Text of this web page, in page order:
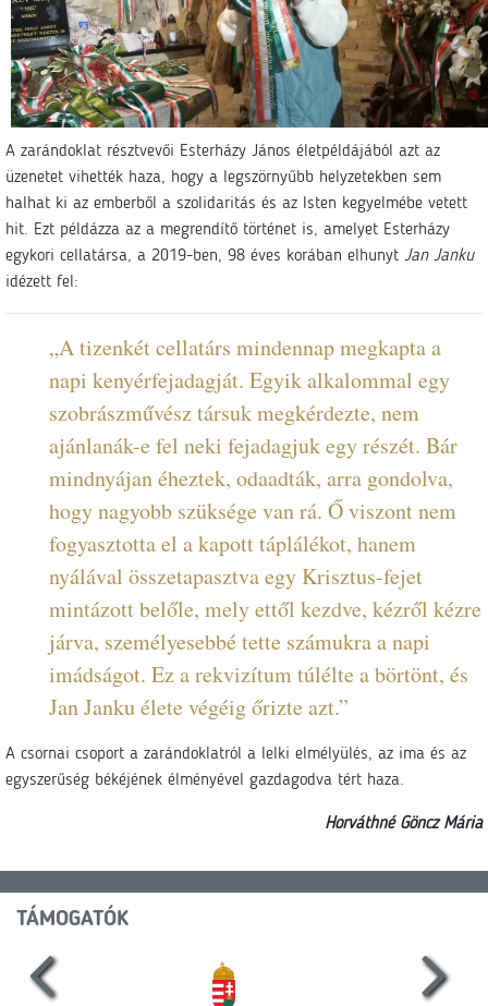
A zarándoklat résztvevői Esterházy János életpéldájából azt az
üzenetet vihették haza, hogy a legszörnyűbb helyzetekben sem
halhat ki az emberből a szolidaritás és az Isten kegyelmébe vetett
hit. Ezt példázza az a megrendítő történet is, amelyet Esterházy
egykori cellatársa, a 2019-ben, 98 éves korában elhunyt Jan Janku
idézett fel:
„A tizenkét cellatárs mindennap megkapta a
napi kenyérfejadagját. Egyik alkalommal egy
szobrászművész társuk megkérdezte, nem
ajánlanák-e fel neki fejadagjuk egy részét. Bár
mindnyájan éheztek, odaadták, arra gondolva,
hogy nagyobb szüksége van rá. Ő viszont nem
fogyasztotta el a kapott táplálékot, hanem
nyálával összetapasztva egy Krisztus-fejet
mintázott belőle, mely ettől kezdve, kézről kézre
járva, személyesebbé tette számukra a napi
imádságot. Ez a rekvizítum túlélte a börtönt, és
Jan Janku élete végéig őrizte azt.”
A csornai csoport a zarándoklatról a lelki elmélyülés, az ima és az
egyszerűség békéjének élményével gazdagodva tért haza.
Horváthné Göncz Mária
TÁMOGATÓK